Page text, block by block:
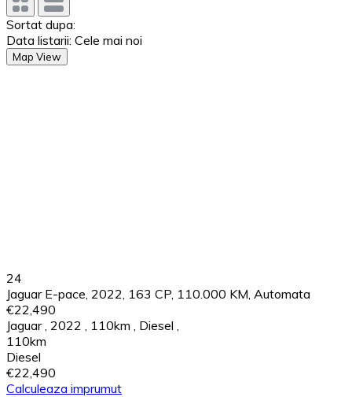
Sortat dupa:
Data listarii: Cele mai noi
Map View
24
Jaguar E-pace, 2022, 163 CP, 110.000 KM, Automata
€22,490
Jaguar 2022 110km Diesel
110km
Diesel
€22,490
Calculeaza imprumut